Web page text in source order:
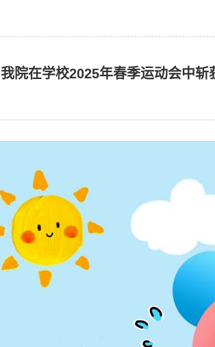
我院在学校2025年春季运动会中斩